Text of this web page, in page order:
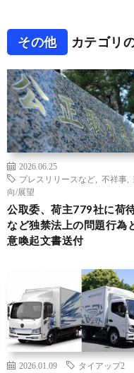
その他 カテゴリ
2026.06.25
プレスリリースなど
不祥事
向/展望
公取委、荷主779社に荷
など独禁法上の問題行為
意喚起文書送付
2026.01.09 タイアップ2